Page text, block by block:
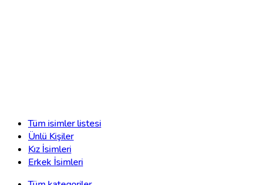
Tüm isimler listesi
Ünlü Kişiler
Kız İsimleri
Erkek İsimleri